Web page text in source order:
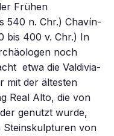
Frühen
540 n. Chr.) Chavín-
bis 400 v. Chr.) In
noch
 etwa die Valdivia-
mit der ältesten
Real Alto, die von
genutzt wurde,
Steinskulpturen von